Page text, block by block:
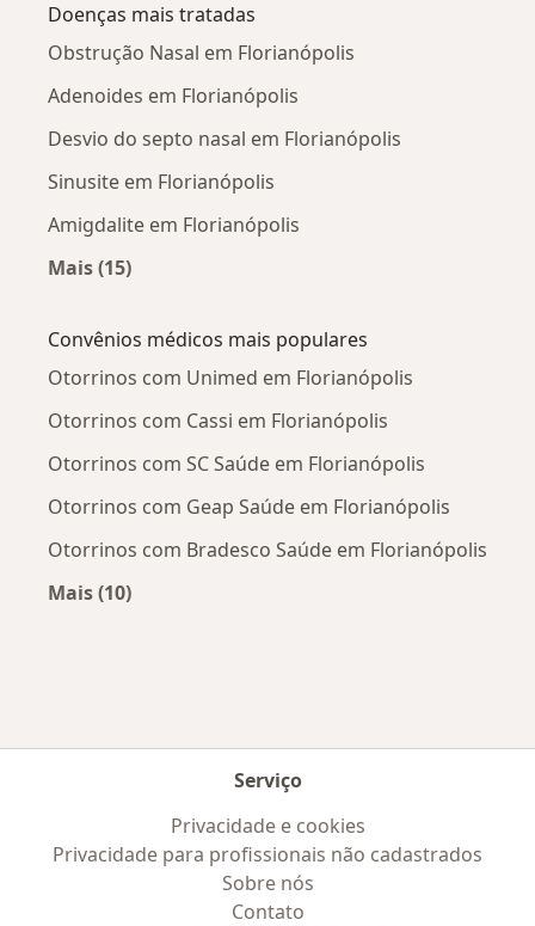
Doenças mais tratadas
Obstrução Nasal em Florianópolis
Adenoides em Florianópolis
Desvio do septo nasal em Florianópolis
Sinusite em Florianópolis
Amigdalite em Florianópolis
Mais (15)
Convênios médicos mais populares
Otorrinos com Unimed em Florianópolis
Otorrinos com Cassi em Florianópolis
Otorrinos com SC Saúde em Florianópolis
Otorrinos com Geap Saúde em Florianópolis
Otorrinos com Bradesco Saúde em Florianópolis
Mais (10)
Serviço
Privacidade e cookies
Privacidade para profissionais não cadastrados
Sobre nós
Contato